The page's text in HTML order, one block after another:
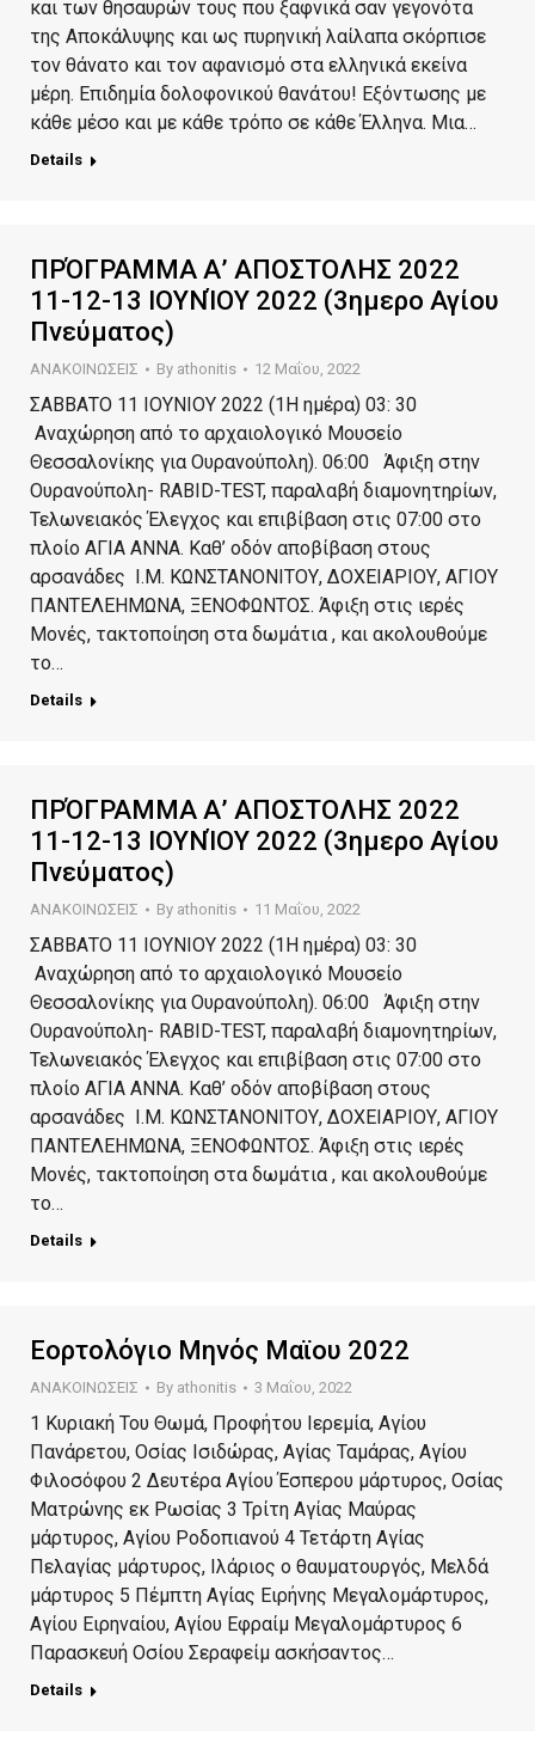
και των θησαυρών τους που ξαφνικά σαν γεγονότα
της Αποκάλυψης και ως πυρηνική λαίλαπα σκόρπισε
τον θάνατο και τον αφανισμό στα ελληνικά εκείνα
μέρη. Επιδημία δολοφονικού θανάτου! Εξόντωσης με
κάθε μέσο και με κάθε τρόπο σε κάθε Έλληνα. Μια…
Details
ΠΡΌΓΡΑΜΜΑ Α’ ΑΠΟΣΤΟΛΗΣ 2022
11-12-13 ΙΟΥΝΊΟΥ 2022 (3ημερο Αγίου
Πνεύματος)
ΑΝΑΚΟΙΝΩΣΕΙΣ By athonitis 12 Μαΐου, 2022
ΣΑΒΒΑΤΟ 11 ΙΟΥΝΙΟΥ 2022 (1Η ημέρα) 03: 30
Αναχώρηση από το αρχαιολογικό Μουσείο
Θεσσαλονίκης για Ουρανούπολη). 06:00 Άφιξη στην
Ουρανούπολη- RABID-TEST, παραλαβή διαμονητηρίων,
Τελωνειακός Έλεγχος και επιβίβαση στις 07:00 στο
πλοίο ΑΓΙΑ ΑΝΝΑ. Καθ’ οδόν αποβίβαση στους
αρσανάδες Ι.Μ. ΚΩΝΣΤΑΝΟΝΙΤΟΥ, ΔΟΧΕΙΑΡΙΟΥ, ΑΓΙΟΥ
ΠΑΝΤΕΛΕΗΜΩΝΑ, ΞΕΝΟΦΩΝΤΟΣ. Άφιξη στις ιερές
Μονές, τακτοποίηση στα δωμάτια , και ακολουθούμε
το…
Details
ΠΡΌΓΡΑΜΜΑ Α’ ΑΠΟΣΤΟΛΗΣ 2022
11-12-13 ΙΟΥΝΊΟΥ 2022 (3ημερο Αγίου
Πνεύματος)
ΑΝΑΚΟΙΝΩΣΕΙΣ By athonitis 11 Μαΐου, 2022
ΣΑΒΒΑΤΟ 11 ΙΟΥΝΙΟΥ 2022 (1Η ημέρα) 03: 30
Αναχώρηση από το αρχαιολογικό Μουσείο
Θεσσαλονίκης για Ουρανούπολη). 06:00 Άφιξη στην
Ουρανούπολη- RABID-TEST, παραλαβή διαμονητηρίων,
Τελωνειακός Έλεγχος και επιβίβαση στις 07:00 στο
πλοίο ΑΓΙΑ ΑΝΝΑ. Καθ’ οδόν αποβίβαση στους
αρσανάδες Ι.Μ. ΚΩΝΣΤΑΝΟΝΙΤΟΥ, ΔΟΧΕΙΑΡΙΟΥ, ΑΓΙΟΥ
ΠΑΝΤΕΛΕΗΜΩΝΑ, ΞΕΝΟΦΩΝΤΟΣ. Άφιξη στις ιερές
Μονές, τακτοποίηση στα δωμάτια , και ακολουθούμε
το…
Details
Εορτολόγιο Μηνός Μαϊου 2022
ΑΝΑΚΟΙΝΩΣΕΙΣ By athonitis 3 Μαΐου, 2022
1 Κυριακή Του Θωμά, Προφήτου Ιερεμία, Αγίου
Πανάρετου, Οσίας Ισιδώρας, Αγίας Ταμάρας, Αγίου
Φιλοσόφου 2 Δευτέρα Αγίου Έσπερου μάρτυρος, Οσίας
Ματρώνης εκ Ρωσίας 3 Τρίτη Αγίας Μαύρας
μάρτυρος, Αγίου Ροδοπιανού 4 Τετάρτη Αγίας
Πελαγίας μάρτυρος, Ιλάριος ο θαυματουργός, Μελδά
μάρτυρος 5 Πέμπτη Αγίας Ειρήνης Μεγαλομάρτυρος,
Αγίου Ειρηναίου, Αγίου Εφραίμ Μεγαλομάρτυρος 6
Παρασκευή Οσίου Σεραφείμ ασκήσαντος…
Details